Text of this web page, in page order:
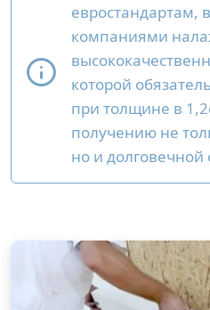
евростандартам,
компаниями
которой
при толщине в
получению не
но и долговечной